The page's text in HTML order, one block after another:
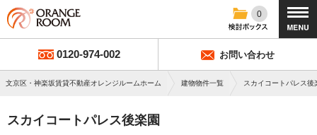
0
0120-974-002 お問い合わせ
文京区・神楽坂賃貸不動産オレンジルームホーム 建物物件一覧 スカイコートパレス後
スカイコートパレス後楽園